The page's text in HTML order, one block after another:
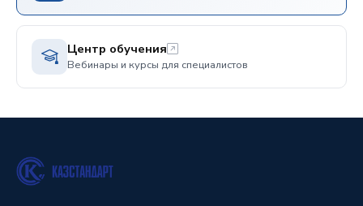
Центр обучения
Вебинары и курсы для специалистов